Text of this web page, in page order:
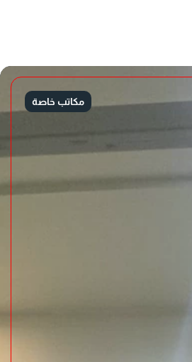
مكاتب خاصة